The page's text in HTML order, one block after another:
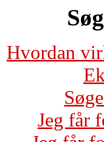
Hvordan
Jeg får